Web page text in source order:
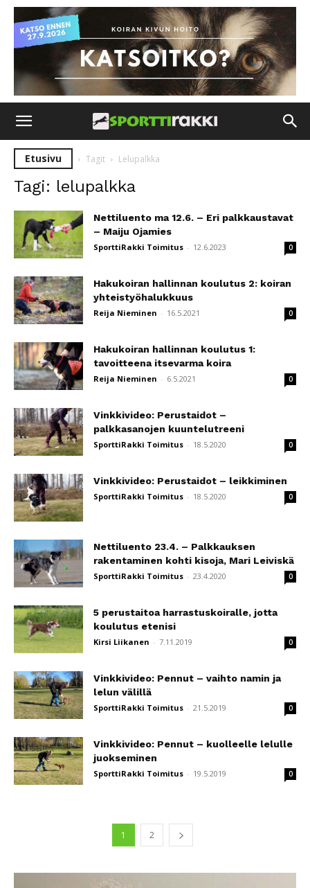
Etusivu Tagit Lelupalkka
Tagi: lelupalkka
Nettiluento ma 12.6. – Eri palkkaustavat
– Maiju Ojamies
SporttiRakki Toimitus - 12.6.2023 0
Hakukoiran hallinnan koulutus 2: koiran
yhteistyöhalukkuus
Reija Nieminen - 16.5.2021 0
Hakukoiran hallinnan koulutus 1:
tavoitteena itsevarma koira
Reija Nieminen - 6.5.2021 0
Vinkkivideo: Perustaidot –
palkkasanojen kuuntelutreeni
SporttiRakki Toimitus - 18.5.2020 0
Vinkkivideo: Perustaidot – leikkiminen
SporttiRakki Toimitus - 18.5.2020 0
Nettiluento 23.4. – Palkkauksen
rakentaminen kohti kisoja, Mari Leiviskä
SporttiRakki Toimitus - 23.4.2020 0
5 perustaitoa harrastuskoiralle, jotta
koulutus etenisi
Kirsi Liikanen - 7.11.2019 0
Vinkkivideo: Pennut – vaihto namin ja
lelun välillä
SporttiRakki Toimitus - 21.5.2019 0
Vinkkivideo: Pennut – kuolleelle lelulle
juokseminen
SporttiRakki Toimitus - 19.5.2019 0
1 2